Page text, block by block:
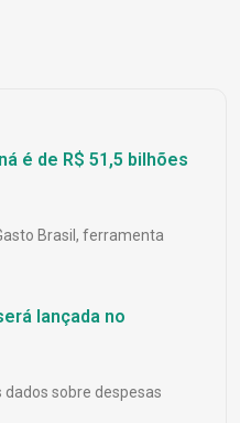
é de R$ 51,5 bilhões
Brasil, ferramenta
lançada no
dados sobre despesas